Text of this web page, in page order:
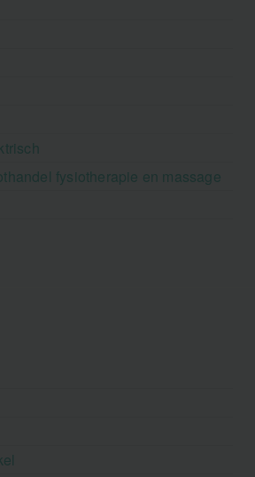
fysiotherapie en massage